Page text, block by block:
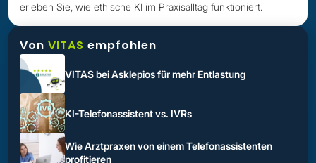
erleben Sie, wie ethische KI im Praxisalltag funktioniert.
Von VITAS empfohlen
VITAS bei Asklepios für mehr Entlastung
KI-Telefonassistent vs. IVRs
Wie Arztpraxen von einem Telefonassistenten
profitieren